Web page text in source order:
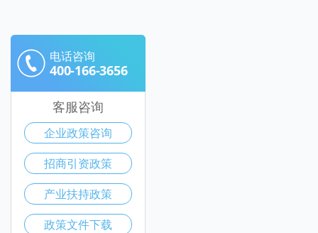
电话咨询
400-166-3656
客服咨询
企业政策咨询
招商引资政策
产业扶持政策
政策文件下载